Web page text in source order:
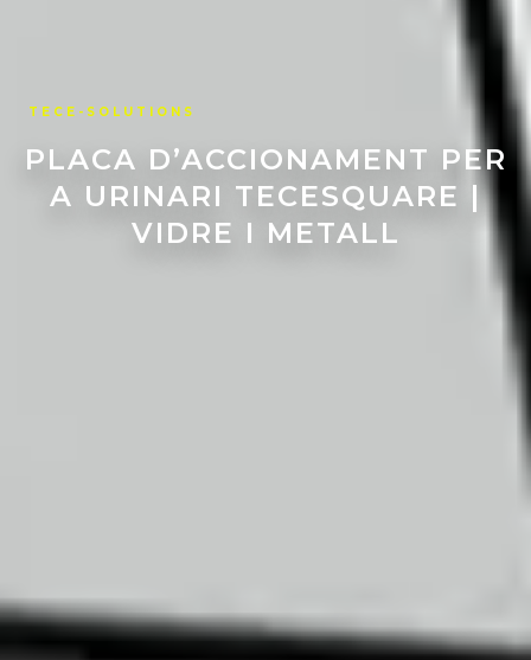
PLACA D’ACCIONAMENT PER
A URINARI TECESQUARE |
VIDRE I METALL
TECE-SOLUTIONS